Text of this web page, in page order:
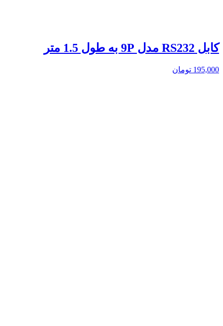
کابل RS232 مدل 9P به طول 1.5 متر
195,000 تومان